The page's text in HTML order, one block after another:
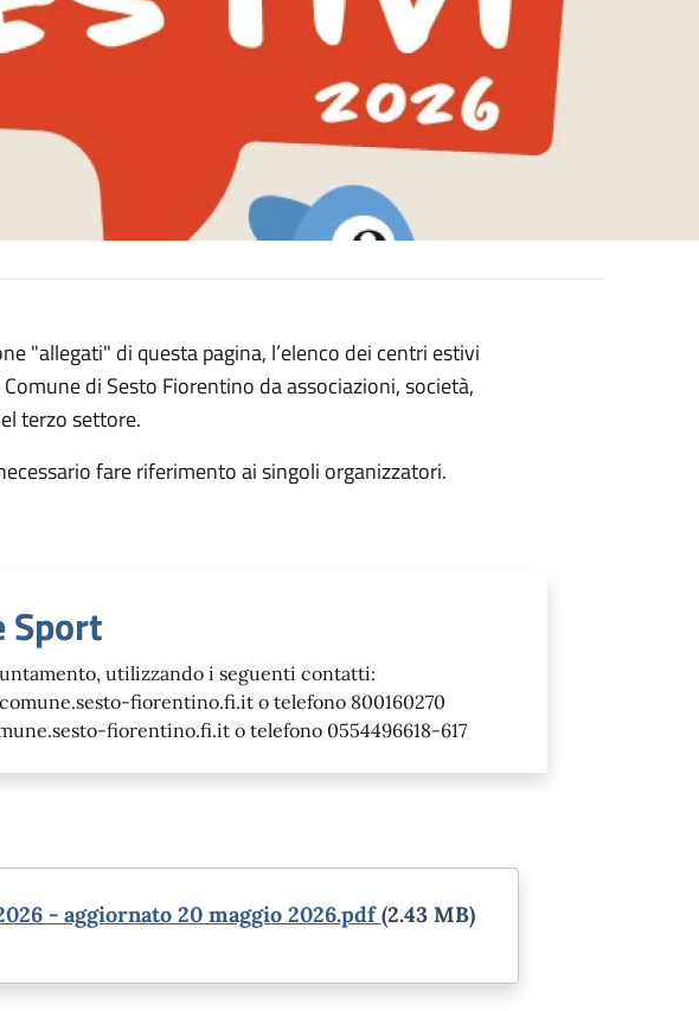
"allegati" di questa pagina, l’elenco dei centri estivi
di Sesto Fiorentino da associazioni, società,
terzo settore.
fare riferimento ai singoli organizzatori.
Sport
utilizzando i seguenti contatti:
fiorentino.fi.it o telefono 800160270
fiorentino.fi.it o telefono 0554496618-617
- aggiornato 20 maggio 2026.pdf(2.43 MB)